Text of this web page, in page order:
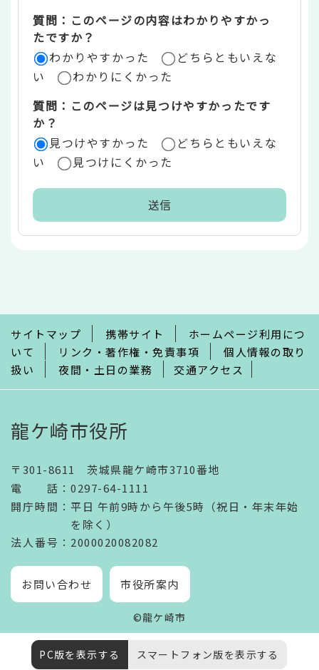
リ
ア
質問：このページの内容はわかりやすかっ
たですか？
わかりやすかった
どちらともいえな
い
わかりにくかった
質問：このページは見つけやすかったです
か？
見つけやすかった
どちらともいえな
い
見つけにくかった
で
サイトマップ 携帯サイト
ホームページ利用につ
いて
リンク・著作権・免責事項
個人情報の取り
扱い
夜間・土日の業務 交通アクセス
龍ケ崎市役所
〒301-8611 茨城県龍ケ崎市3710番地
電話 ： 0297-64-1111
開庁時間 ： 平日 午前9時から午後5時（祝日・年末年始
を除く）
法人番号 ：2000020082082
お問い合わせ 市役所案内
©龍ケ崎市
PC版を表示する スマートフォン版を表示する